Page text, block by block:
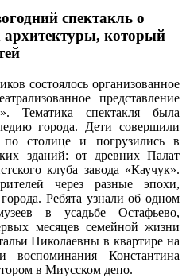
спектакль о
который
состоялось организованное
представление
Тематика спектакля была
города. Дети совершили
по столице и погрузились в
зданий: от древних Палат
клуба завода «Каучук».
через разные эпохи,
Ребята узнали об одном
в усадьбе Остафьево,
месяцев семейной жизни
Николаевны в квартире на
Константина
в Миусском депо.